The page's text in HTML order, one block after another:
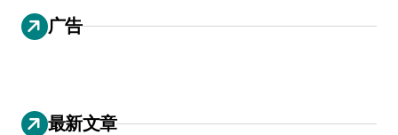
广告
最新文章